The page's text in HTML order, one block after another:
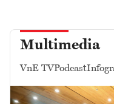
Multimedia
VnE TVPodcast